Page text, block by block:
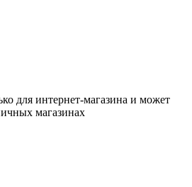
для интернет-магазина и может
магазинах